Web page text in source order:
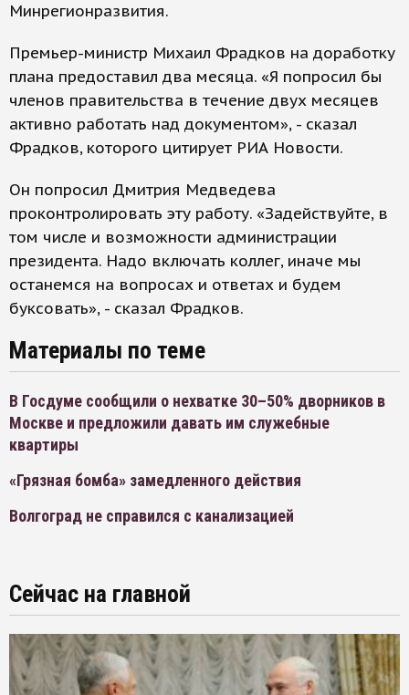
Минрегионразвития.
Премьер-министр Михаил Фрадков на доработку
плана предоставил два месяца. «Я попросил бы
членов правительства в течение двух месяцев
активно работать над документом», - сказал
Фрадков, которого цитирует РИА Новости.
Он попросил Дмитрия Медведева
проконтролировать эту работу. «Задействуйте, в
том числе и возможности администрации
президента. Надо включать коллег, иначе мы
останемся на вопросах и ответах и будем
буксовать», - сказал Фрадков.
Материалы по теме
В Госдуме сообщили о нехватке 30–50% дворников в
Москве и предложили давать им служебные
квартиры
«Грязная бомба» замедленного действия
Волгоград не справился с канализацией
Сейчас на главной